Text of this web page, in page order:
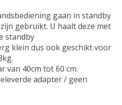
gaan in standby
gebruikt. U haalt deze met
standby
klein dus ook geschikt voor
van 40cm tot 60 cm.
adapter / geen